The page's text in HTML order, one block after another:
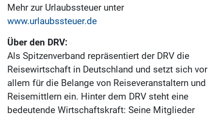
Mehr zur Urlaubssteuer unter
www.urlaubssteuer.de
Über den DRV:
Als Spitzenverband repräsentiert der DRV die
Reisewirtschaft in Deutschland und setzt sich vor
allem für die Belange von Reiseveranstaltern und
Reisemittlern ein. Hinter dem DRV steht eine
bedeutende Wirtschaftskraft: Seine Mitglieder